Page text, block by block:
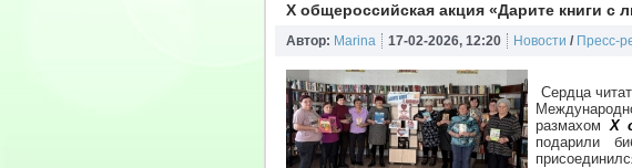
X общероссийская акция «Дарите книги с
Автор: Marina 17-02-2026, 12:20 Новости / Пресс-
Сердца
размахомX
подарили